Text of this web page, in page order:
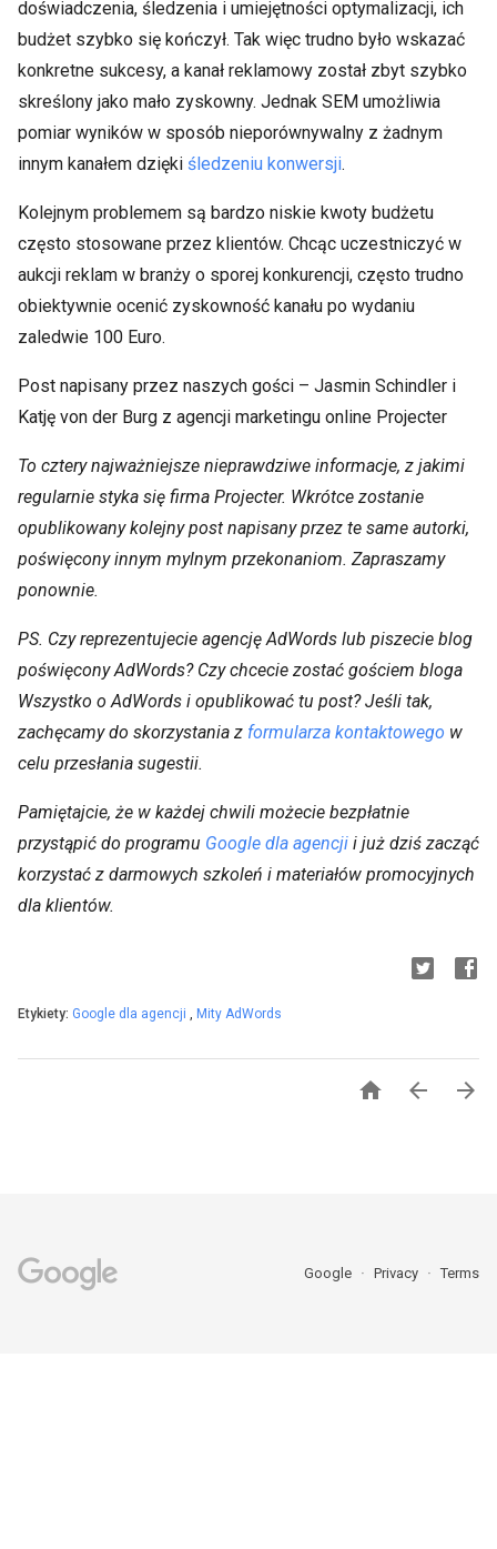
doświadczenia, śledzenia i umiejętności optymalizacji, ich
budżet szybko się kończył. Tak więc trudno było wskazać
konkretne sukcesy, a kanał reklamowy został zbyt szybko
skreślony jako mało zyskowny. Jednak SEM umożliwia
pomiar wyników w sposób nieporównywalny z żadnym
innym kanałem dzięki śledzeniu konwersji.
Kolejnym problemem są bardzo niskie kwoty budżetu
często stosowane przez klientów. Chcąc uczestniczyć w
aukcji reklam w branży o sporej konkurencji, często trudno
obiektywnie ocenić zyskowność kanału po wydaniu
zaledwie 100 Euro.
Post napisany przez naszych gości – Jasmin Schindler i
Katję von der Burg z agencji marketingu online Projecter
To cztery najważniejsze nieprawdziwe informacje, z jakimi
regularnie styka się firma Projecter. Wkrótce zostanie
opublikowany kolejny post napisany przez te same autorki,
poświęcony innym mylnym przekonaniom. Zapraszamy
ponownie.
PS. Czy reprezentujecie agencję AdWords lub piszecie blog
poświęcony AdWords? Czy chcecie zostać gościem bloga
Wszystko o AdWords i opublikować tu post? Jeśli tak,
zachęcamy do skorzystania z formularza kontaktowego w
celu przesłania sugestii.
Pamiętajcie, że w każdej chwili możecie bezpłatnie
przystąpić do programu Google dla agencji i już dziś zacząć
korzystać z darmowych szkoleń i materiałów promocyjnych
dla klientów.
Etykiety: Google dla agencji , Mity AdWords
  
Google Privacy Terms